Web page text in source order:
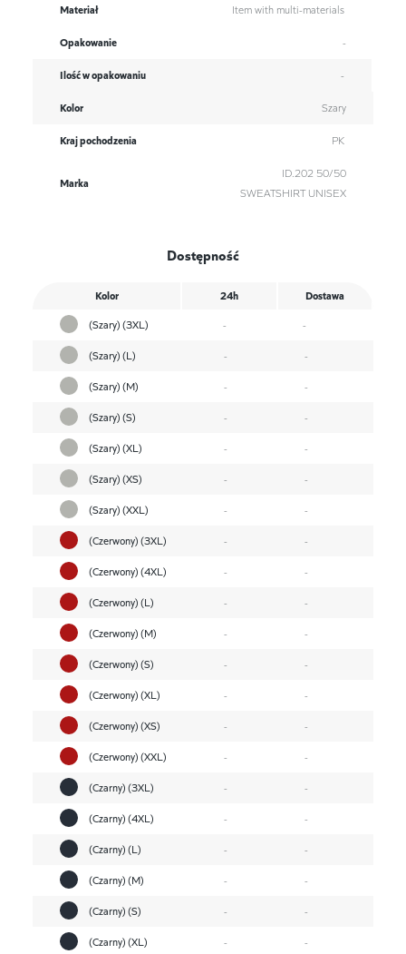
Materiał Item with multi-materials
Opakowanie -
Ilość w opakowaniu -
Kolor Szary
Kraj pochodzenia PK
Marka
ID.202 50/50
SWEATSHIRT UNISEX
Dostępność
Kolor 24h
Dostawa
(Szary) (3XL)
-
-
(Szary) (L)
-
-
(Szary) (M)
-
-
(Szary) (S)
-
-
(Szary) (XL)
-
-
(Szary) (XS)
-
-
(Szary) (XXL)
-
-
(Czerwony) (3XL)
-
-
(Czerwony) (4XL)
-
-
(Czerwony) (L)
-
-
(Czerwony) (M)
-
-
(Czerwony) (S)
-
-
(Czerwony) (XL)
-
-
(Czerwony) (XS)
-
-
(Czerwony) (XXL)
-
-
(Czarny) (3XL)
-
-
(Czarny) (4XL)
-
-
(Czarny) (L)
-
-
(Czarny) (M)
-
-
(Czarny) (S)
-
-
(Czarny) (XL)
- -